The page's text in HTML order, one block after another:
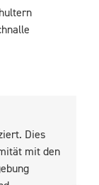
Dies
mit den